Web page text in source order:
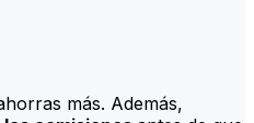
más. Además,